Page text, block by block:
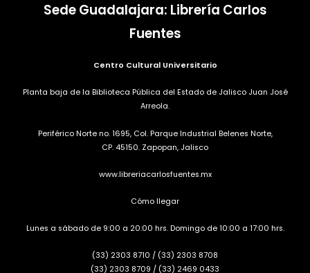
Sede Guadalajara: Librería Carlos
Fuentes
Centro Cultural Universitario
Planta baja de la Biblioteca Pública del Estado de Jalisco Juan José
Arreola.
Periférico Norte no. 1695, Col. Parque Industrial Belenes Norte,
CP. 45150. Zapopan, Jalisco
www.libreriacarlosfuentes.mx
Cómo llegar
Lunes a sábado de 9:00 a 20:00 hrs. Domingo de 10:00 a 17:00 hrs.
(33) 2303 8710 / (33) 2303 8708
(33) 2303 8709 / (33) 2469 0433